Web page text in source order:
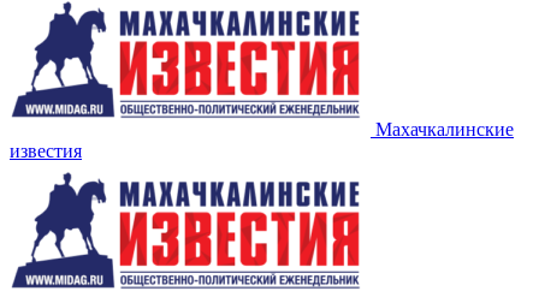
Махачкалинские
известия